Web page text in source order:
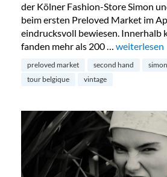
der Kölner Fashion-Store Simon
beim ersten Preloved Market im
eindrucksvoll bewiesen. Innerhalb
fanden mehr als 200 … „Preloved
weiterlesen
preloved market second hand
tour belgique
vintage